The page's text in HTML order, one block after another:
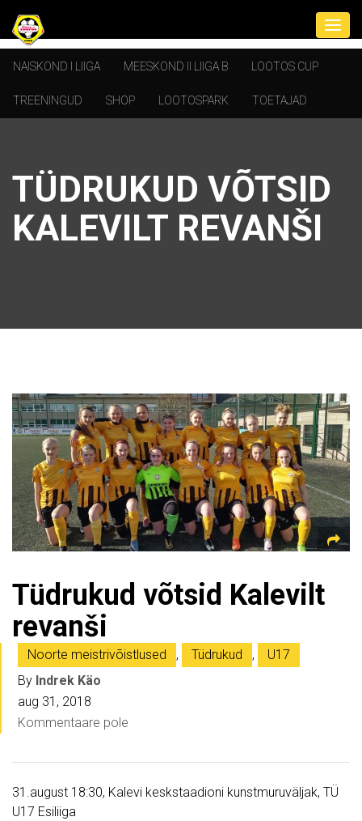
NAISKOND I LIIGA MEESKOND II LIIGA B LOOTOS CUP
TREENINGUD SHOP LOOTOSPARK TOETAJAD
TÜDRUKUD VÕTSID
KALEVILT REVANŠI
Tüdrukud võtsid Kalevilt
revanši
Noorte meistrivõistlused , Tüdrukud ,
U17
By Indrek Käo
aug 31, 2018
Kommentaare pole
31.august 18:30, Kalevi keskstaadioni kunstmuruväljak, TÜ
U17 Esiliiga